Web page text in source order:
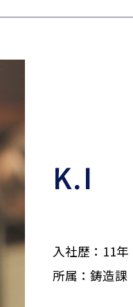
K.I
入社歴：11年
所属：鋳造課